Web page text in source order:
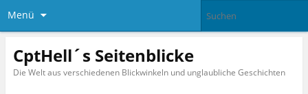
Menü
CptHell´s Seitenblicke
Die Welt aus verschiedenen Blickwinkeln und unglaubliche Geschichten